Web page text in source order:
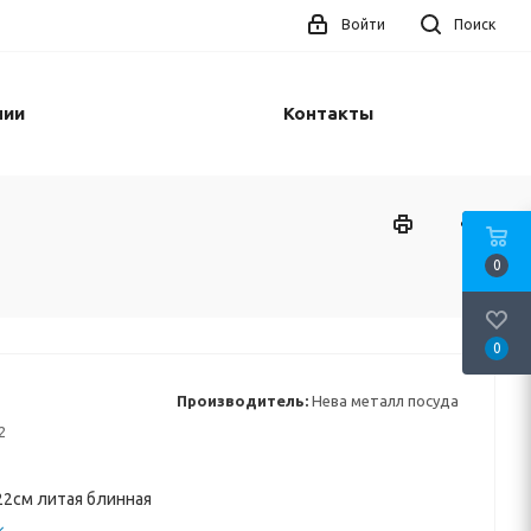
Поиск
Войти
Контакты
Производитель: Нева металл посуда
литая блинная
0
0